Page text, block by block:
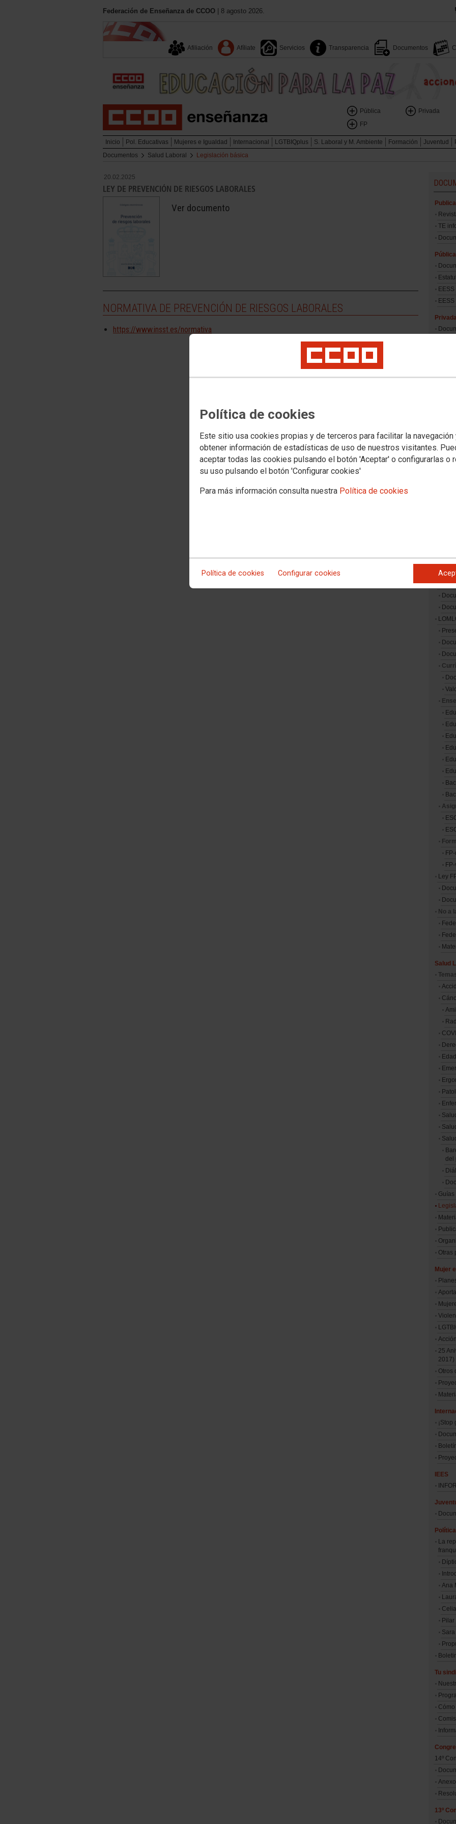
Política de cookies
Este sitio usa cookies propias y de terceros para facilitar la navegación
obtener información de estadísticas de uso de nuestros visitantes.
aceptar todas las cookies pulsando el botón 'Aceptar' o configurarlas o
su uso pulsando el botón 'Configurar cookies'
Para más información consulta nuestra Política de cookies
Política de cookies Configurar cookies
Federación de Enseñanza de CCOO | 8 agosto 2026.
Afiliación Afíliate Servicios Transparencia Documentos
Pública Privada
FP
Inicio Pol. Educativas Mujeres e Igualdad Internacional LGTBIQplus S. Laboral y M. Ambiente Formación Juventud
Documentos
Salud Laboral Legislación básica
20.02.2025
LEY DE PREVENCIÓN DE RIESGOS LABORALES
Ver documento
NORMATIVA DE PREVENCIÓN DE RIESGOS LABORALES
https://www.insst.es/normativa
TE
Pública
La
Ley
No a
Salud
del
Guías
Otras
Mujer
25
2017)
Otros
¡Stop
IEES
La
Ana
Tu
14º
13º